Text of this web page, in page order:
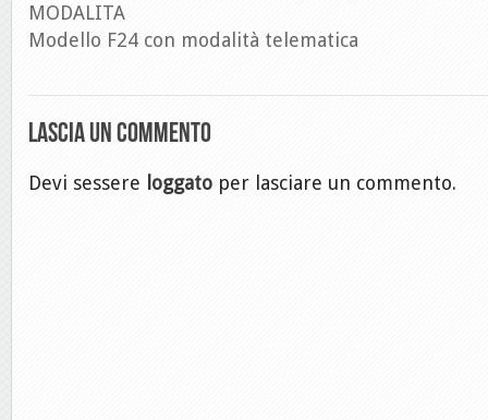
MODALITA
Modello F24 con modalità telematica
Lascia un commento
Devi sessere loggato per lasciare un commento.